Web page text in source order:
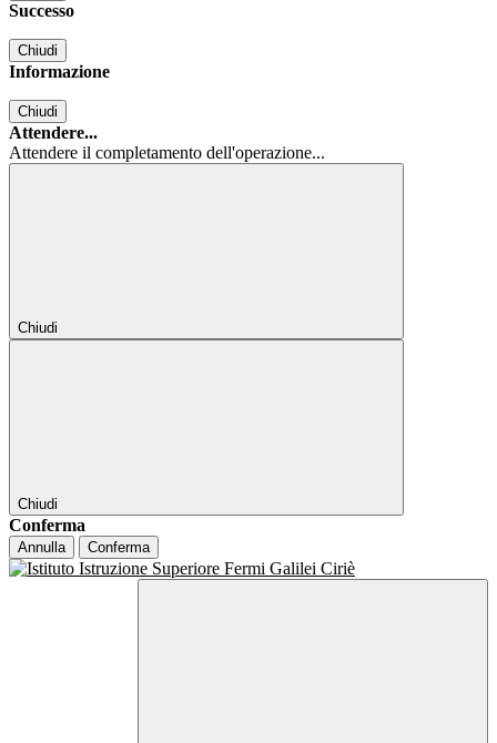
Successo
Chiudi
Informazione
Chiudi
Attendere...
Attendere il completamento dell'operazione...
Chiudi
Chiudi
Conferma
Annulla Conferma